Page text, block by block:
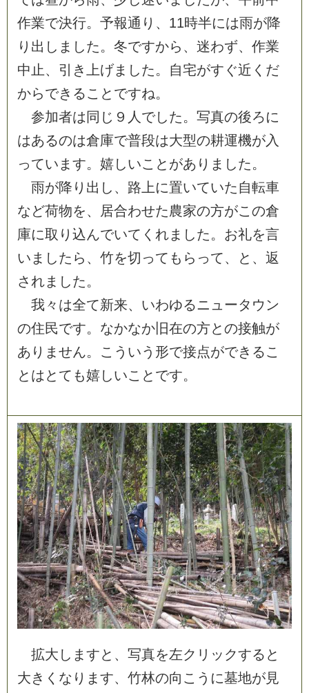
作業で決行。 予報通 り 、 11時半には雨が降
り 出 し ま した。 冬ですから 、 迷わず、 作業
中 止、 引 き 上げま した。 自宅がす ぐ近 く だ
からでき るこ と ですね。
参加者は 同 じ ９ 人 でした。 写真の後ろに
はあるのは倉庫で普段は大型の耕運機が入
ってい ま す。 嬉しいこ と があ り ま した。
雨が降 り 出 し 、 路 上に置いていた自転車
など荷物を、 居合わせた農家の方がこ の倉
庫に取 り 込んでいて く れま した。 お礼を言
い ま した ら 、 竹を切 って も ら って、 と 、 返
さ れま した。
我 々 は全て新来、 いわゆるニ ュ ータ ウ ン
の住民です。 なかなか 旧在の方との接触が
あ り ま せん。 こ う いう 形で接点ができ るこ
と は と て も嬉しいこ と です。
拡大 し ま すと 、 写真を左ク リ ッ クする と
大き く な り ま す、 竹林の向 こ う に墓地が見